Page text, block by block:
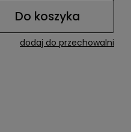
Do koszyka
dodaj do przechowalni